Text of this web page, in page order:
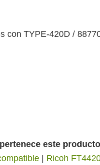
con TYPE-420D /
este
Ricoh